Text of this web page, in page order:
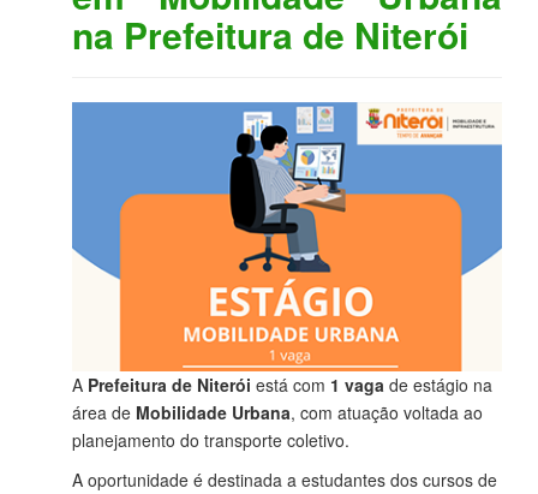
na Prefeitura de Niterói
A Prefeitura de Niterói está com 1 vaga de estágio na
área de Mobilidade Urbana, com atuação voltada ao
planejamento do transporte coletivo.
A oportunidade é destinada a estudantes dos cursos de